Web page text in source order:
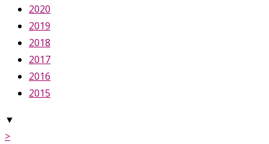
2020
2019
2018
2017
2016
2015
▼
>